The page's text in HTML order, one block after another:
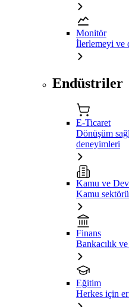
Monitör
İlerlemeyi ve
Endüstriler
E-Ticaret
Dönüşüm
deneyimleri
Kamu ve
Kamu
Finans
Bankacılık
Eğitim
Herkes için